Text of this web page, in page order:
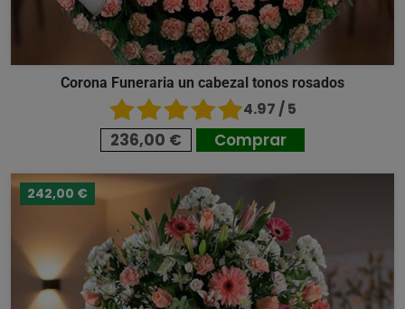
Corona Funeraria un cabezal tonos rosados
4.97 / 5
236,00 € Comprar
242,00 €